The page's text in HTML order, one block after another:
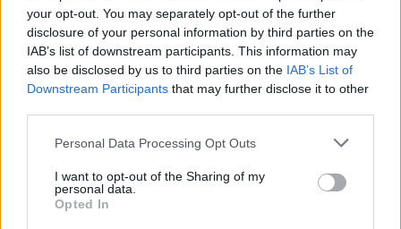
your opt-out. You may separately opt-out of the further
disclosure of your personal information by third parties on the
IAB’s list of downstream participants. This information may
also be disclosed by us to third parties on the IAB’s List of
Downstream Participants that may further disclose it to other
Personal Data Processing Opt Outs
I want to opt-out of the Sharing of my
personal data.
Opted In